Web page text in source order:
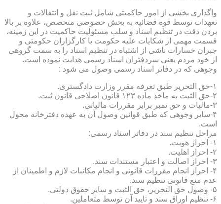
واگذاری بخشی از امور حاکمیتی شامل ثبت نقل و انتقالات و
تعهدات توسط قوه قضائیه به بخش خصوصی متخصص، علاوه بر بالا
بردن دقت در تنظیم اسناد و سلب مسئولیت حاکمیت در این زمینه،
قسمت مهمی از شکایات علیه حکومت یا کارگزاران حکومتی و
جبران خسارات ناشی از اشتباه در تنظیم اسناد را به سمت گروهی
از خود مردم یعنی سردفتران اسناد رسمی هدایت نموده است.
وجوهی که در دفاتر اسناد رسمی وصول می شود :
۱-حق التحریر طبق تعرفه مقرر وزارت دادگستری.
۲-حق الثبت به ماخذ ماده ۱۲۳ قانون اصلاحی قانون ثبت.
۳-مالیات و حق تمبر برابر مقررات مالیاتی.
۴-سایر وجوهی که طبق قوانین وصول آن به عهده دفترخانه محول
است.
مراحل تنظیم سند در دفاتر اسناد رسمی:
۱- احراز هویت.
۲- احراز اهلیت.
۳- احراز اصالت و اعتبار مستندات سند.
۴- احراز انجام مقررات قانونی و انجام مکاتبات لازم و اطمینان از
عدم منع قانونی تنظیم سند.
۵- وصول حق التحریر، حق الثبت و سایر حقوق دولتی.
۶- تنظیم اوراق سند و تایید آن توسط متعاملین.